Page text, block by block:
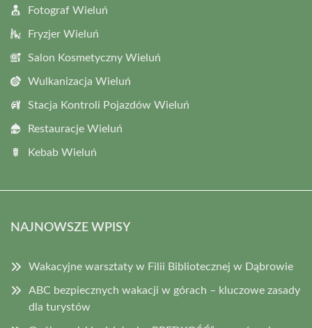
Fotograf Wieluń
Fryzjer Wieluń
Salon Kosmetyczny Wieluń
Wulkanizacja Wieluń
Stacja Kontroli Pojazdów Wieluń
Restauracje Wieluń
Kebab Wieluń
NAJNOWSZE WPISY
Wakacyjne warsztaty w Filii Bibliotecznej w Dąbrowie
ABC bezpiecznych wakacji w górach – kluczowe zasady
dla turystów